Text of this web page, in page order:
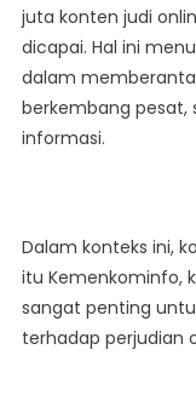
juta konten judi
dicapai. Hal ini
dalam
berkembang pesat,
informasi.
Dalam konteks ini,
itu Kemenkominfo,
sangat penting
terhadap perjudian